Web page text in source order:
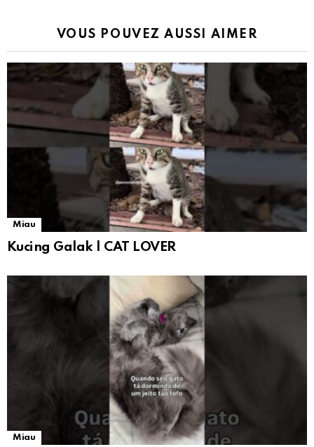
VOUS POUVEZ AUSSI AIMER
Miau
Kucing Galak | CAT LOVER
Miau